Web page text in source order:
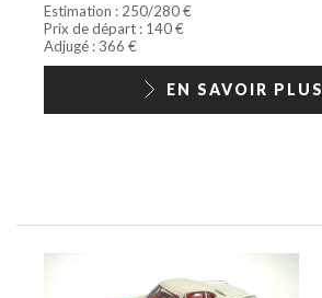
Estimation : 250/280 €
Prix de départ : 140 €
Adjugé : 366 €
EN SAVOIR PLUS